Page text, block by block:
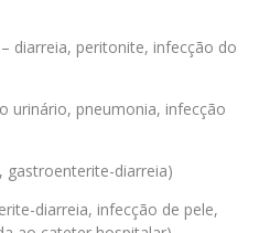
diarreia, peritonite, infecção do
urinário, pneumonia, infecção
gastroenterite-diarreia)
diarreia, infecção de pele,